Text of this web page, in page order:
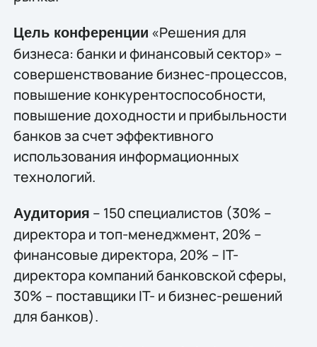
Цель конференции «Решения для
бизнеса: банки и финансовый сектор» –
совершенствование бизнес-процессов,
повышение конкурентоспособности,
повышение доходности и прибыльности
банков за счет эффективного
использования информационных
технологий.
Аудитория – 150 специалистов (30% –
директора и топ-менеджмент, 20% –
финансовые директора, 20% – IT-
директора компаний банковской сферы,
30% – поставщики IT- и бизнес-решений
для банков).